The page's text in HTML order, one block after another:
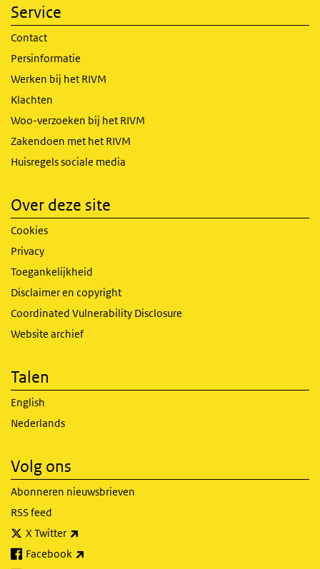
Service
Contact
Persinformatie
Werken bij het RIVM
Klachten
Woo-verzoeken bij het RIVM
Zakendoen met het RIVM
Huisregels sociale media
Over deze site
Cookies
Privacy
Toegankelijkheid
Disclaimer en copyright
Coordinated Vulnerability Disclosure
Website archief
Talen
English
Nederlands
Volg ons
Abonneren nieuwsbrieven
RSS feed
X Twitter
Facebook